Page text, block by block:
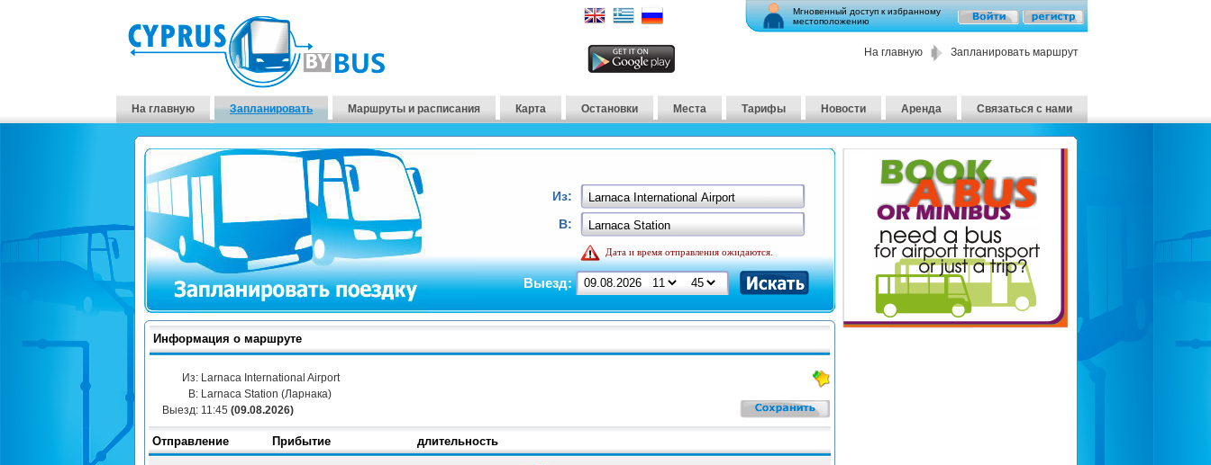
Мгновенный доступ к избранному
местоположению
На главную Запланировать маршрут
На главную Запланировать Маршруты и расписания Карта Остановки Места Тарифы Новости Аренда Связаться с нами
Из:
В:
Дата и время отправления ожидаются.
Выезд:
Информация о маршруте
Из: Larnaca International Airport
В: Larnaca Station (Ларнака)
Выезд: 11:45 (09.08.2026)
Отправление Прибытие длительность